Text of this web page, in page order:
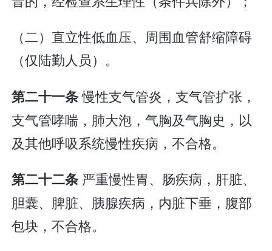
（二）直立性低血压、周围血管舒缩障碍
（仅陆勤人员）。
第二十一条慢性支气管炎，支气管扩张，
支气管哮喘，肺大泡，气胸及气胸史，以
及其他呼吸系统慢性疾病，不合格。
第二十二条 严重慢性胃、肠疾病，肝脏、
胆囊、脾脏、胰腺疾病，内脏下垂，腹部
包块，不合格。